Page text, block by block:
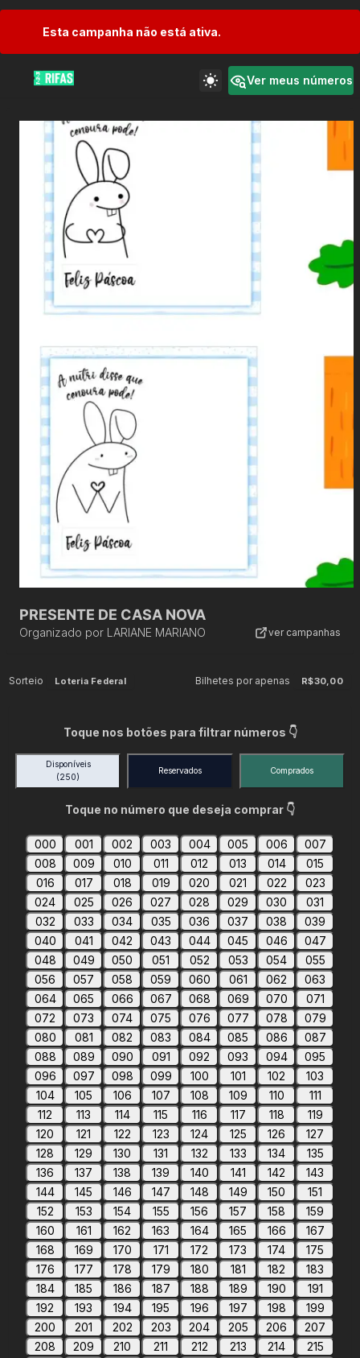
Esta campanha não está ativa.
Ver meus números
PRESENTE DE CASA NOVA
Organizado por LARIANE MARIANO ver campanhas
Sorteio Loteria Federal Bilhetes por apenas R$30,00
Toque nos botões para filtrar números 👇
Disponíveis
(250)
Reservados Comprados
Toque no número que deseja comprar 👇
000 001 002 003 004 005 006
007
008
009 010 011 012 013 014
015
016
017 018 019 020 021 022
023
024
025 026 027 028 029 030
031
032
033 034 035 036 037 038
039
040
041 042 043 044 045 046
047
048
049 050 051 052 053 054
055
056
057 058 059 060 061 062
063
064
065 066 067 068 069 070
071
072
073 074 075 076 077 078
079
080
081 082 083 084 085 086
087
088
089 090 091 092 093 094
095
096
097 098 099 100 101 102
103
104
105 106 107 108 109 110
111
112
113 114 115 116 117 118
119
120
121 122 123 124 125 126
127
128
129 130 131 132 133 134
135
136
137 138 139 140 141 142
143
144
145 146 147 148 149 150
151
152
153 154 155 156 157 158
159
160
161 162 163 164 165 166
167
168
169 170 171 172 173 174
175
176
177 178 179 180 181 182
183
184
185 186 187 188 189 190
191
192
193 194 195 196 197 198
199
200
201 202 203 204 205 206
207
208
209 210 211 212 213 214
215